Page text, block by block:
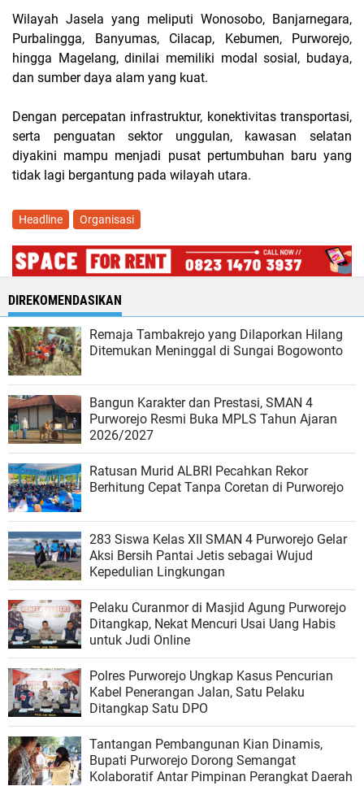
Wilayah Jasela yang meliputi Wonosobo, Banjarnegara,
Purbalingga, Banyumas, Cilacap, Kebumen, Purworejo,
hingga Magelang, dinilai memiliki modal sosial, budaya,
dan sumber daya alam yang kuat.
Dengan percepatan infrastruktur, konektivitas transportasi,
serta penguatan sektor unggulan, kawasan selatan
diyakini mampu menjadi pusat pertumbuhan baru yang
tidak lagi bergantung pada wilayah utara.
Headline Organisasi
DIREKOMENDASIKAN
Remaja Tambakrejo yang Dilaporkan Hilang
Ditemukan Meninggal di Sungai Bogowonto
Bangun Karakter dan Prestasi, SMAN 4
Purworejo Resmi Buka MPLS Tahun Ajaran
2026/2027
Ratusan Murid ALBRI Pecahkan Rekor
Berhitung Cepat Tanpa Coretan di Purworejo
283 Siswa Kelas XII SMAN 4 Purworejo Gelar
Aksi Bersih Pantai Jetis sebagai Wujud
Kepedulian Lingkungan
Pelaku Curanmor di Masjid Agung Purworejo
Ditangkap, Nekat Mencuri Usai Uang Habis
untuk Judi Online
Polres Purworejo Ungkap Kasus Pencurian
Kabel Penerangan Jalan, Satu Pelaku
Ditangkap Satu DPO
Tantangan Pembangunan Kian Dinamis,
Bupati Purworejo Dorong Semangat
Kolaboratif Antar Pimpinan Perangkat Daerah